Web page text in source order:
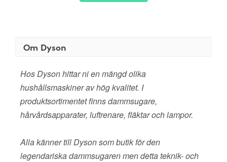
Om Dyson
Hos Dyson hittar ni en mängd olika
hushållsmaskiner av hög kvalitet. I
produktsortimentet finns dammsugare,
hårvårdsapparater, luftrenare, fläktar och lampor.
Alla känner till Dyson som butik för den
legendariska dammsugaren men detta teknik- och